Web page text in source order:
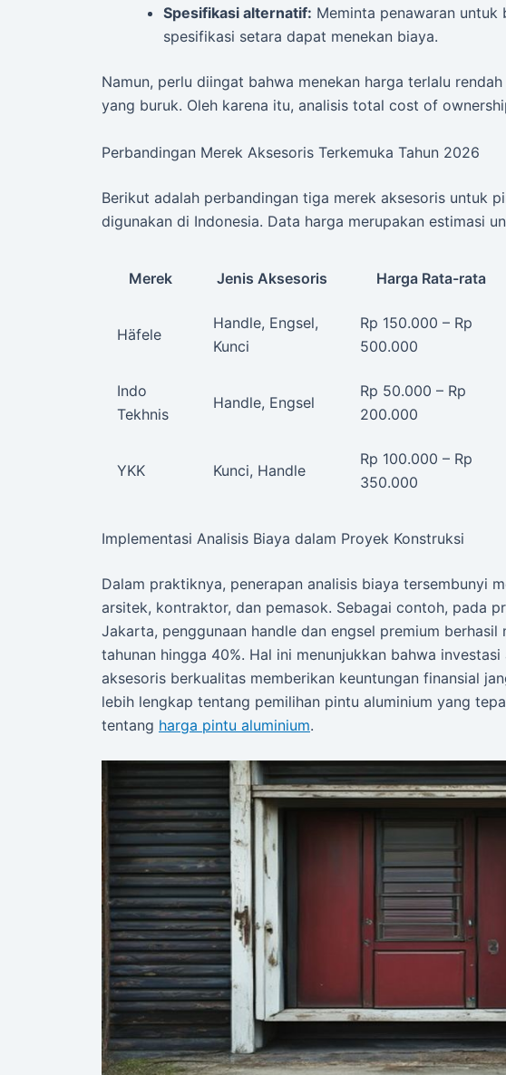
Spesifikasi alternatif: Meminta penawaran untuk
spesifikasi setara dapat menekan biaya.
Namun, perlu diingat bahwa menekan harga terlalu
yang buruk. Oleh karena itu, analisis total cost of
Perbandingan Merek Aksesoris Terkemuka Tahun 2026
Berikut adalah perbandingan tiga merek aksesoris untuk
digunakan di Indonesia. Data harga merupakan estimasi
Merek Jenis Aksesoris Harga Rata-rata
Häfele
Handle, Engsel,
Kunci
Rp 150.000 – Rp
500.000
Indo
Tekhnis
Handle, Engsel
Rp 50.000 – Rp
200.000
YKK Kunci, Handle
Rp 100.000 – Rp
350.000
Implementasi Analisis Biaya dalam Proyek Konstruksi
Dalam praktiknya, penerapan analisis biaya tersembunyi
arsitek, kontraktor, dan pemasok. Sebagai contoh, pada
Jakarta, penggunaan handle dan engsel premium berhasil
tahunan hingga 40%. Hal ini menunjukkan bahwa
aksesoris berkualitas memberikan keuntungan finansial
lebih lengkap tentang pemilihan pintu aluminium yang
tentang harga pintu aluminium.